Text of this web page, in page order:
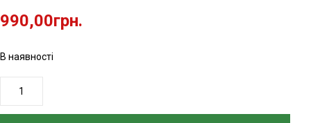
990,00грн.
В наявності
Пірамідка
"Геометрична",